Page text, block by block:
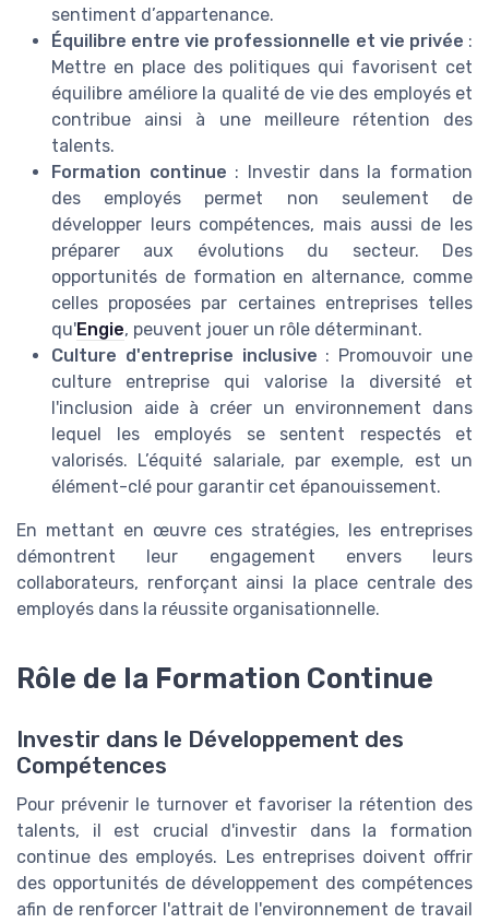
sentiment d’appartenance.
Équilibre entre vie professionnelle et vie privée :
Mettre en place des politiques qui favorisent cet
équilibre améliore la qualité de vie des employés et
contribue ainsi à une meilleure rétention des
talents.
Formation continue : Investir dans la formation
des employés permet non seulement de
développer leurs compétences, mais aussi de les
préparer aux évolutions du secteur. Des
opportunités de formation en alternance, comme
celles proposées par certaines entreprises telles
qu'Engie, peuvent jouer un rôle déterminant.
Culture d'entreprise inclusive : Promouvoir une
culture entreprise qui valorise la diversité et
l'inclusion aide à créer un environnement dans
lequel les employés se sentent respectés et
valorisés. L’équité salariale, par exemple, est un
élément-clé pour garantir cet épanouissement.
En mettant en œuvre ces stratégies, les entreprises
démontrent leur engagement envers leurs
collaborateurs, renforçant ainsi la place centrale des
employés dans la réussite organisationnelle.
Rôle de la Formation Continue
Investir dans le Développement des
Compétences
Pour prévenir le turnover et favoriser la rétention des
talents, il est crucial d'investir dans la formation
continue des employés. Les entreprises doivent offrir
des opportunités de développement des compétences
afin de renforcer l'attrait de l'environnement de travail